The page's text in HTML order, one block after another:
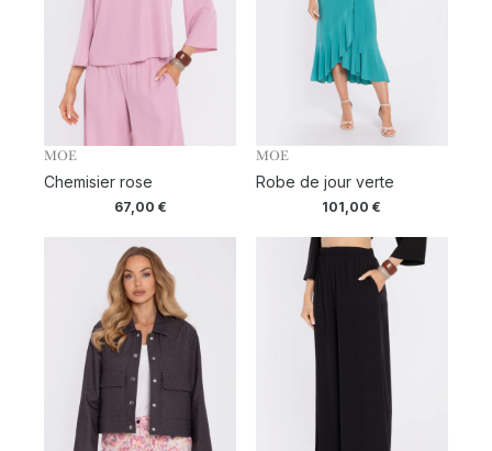
MOE
Chemisier rose
67,00 €
MOE
Robe de jour verte
101,00€